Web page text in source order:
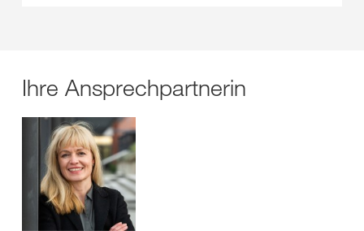
Ihre Ansprechpartnerin